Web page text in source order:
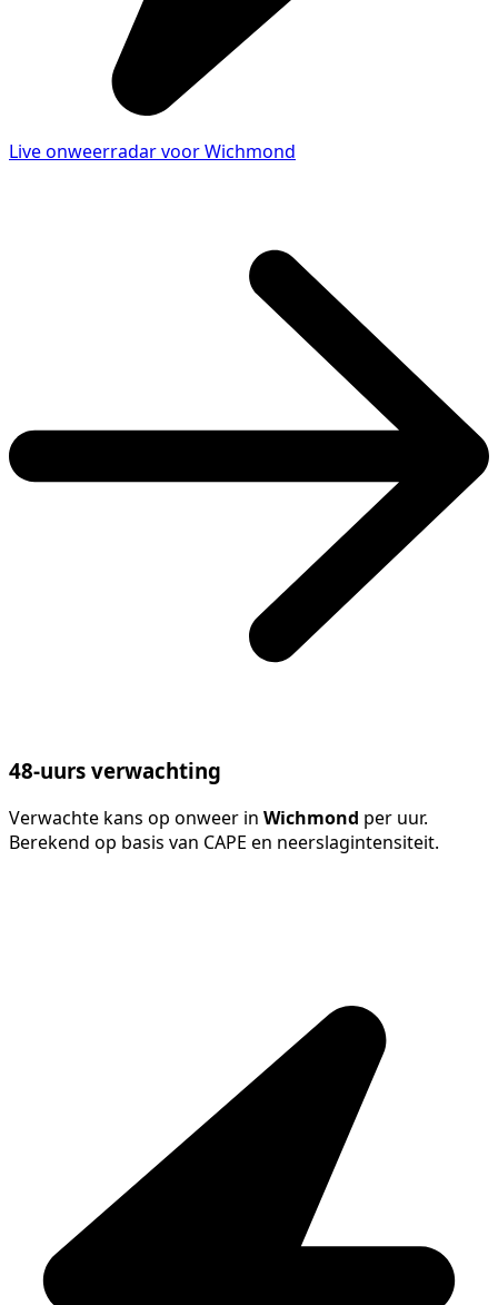
Live onweerradar voor Wichmond
48-uurs verwachting
Verwachte kans op onweer in Wichmond per uur.
Berekend op basis van CAPE en neerslagintensiteit.